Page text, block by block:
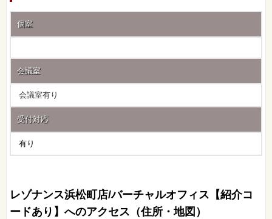
個室
会議室
会議室有り
受付対応
有り
レゾナンス浜松町店/バーチャルオフィス【紹介コ
ードあり】へのアクセス（住所・地図）